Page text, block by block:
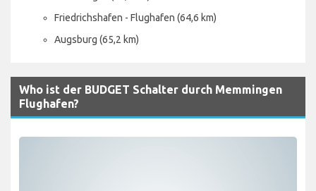
Friedrichshafen - Flughafen (64,6 km)
Augsburg (65,2 km)
Who ist der BUDGET Schalter durch Memmingen
Flughafen?